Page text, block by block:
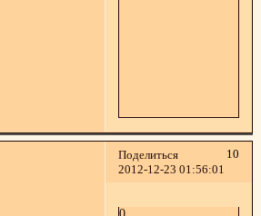
Поделиться
10
2012-12-23 01:56:01
0